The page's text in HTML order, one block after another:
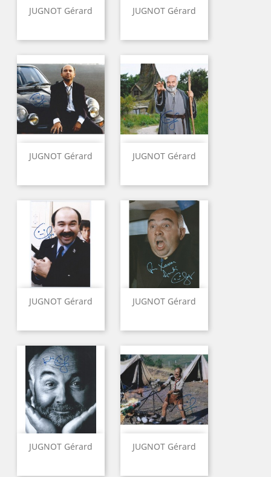
JUGNOT Gérard JUGNOT Gérard
JUGNOT Gérard JUGNOT Gérard
JUGNOT Gérard JUGNOT Gérard
JUGNOT Gérard JUGNOT Gérard